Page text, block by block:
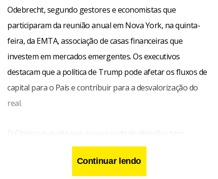
Odebrecht, segundo gestores e economistas que
participaram da reunião anual em Nova York, na quinta-
feira, da EMTA, associação de casas financeiras que
investem em mercados emergentes. Os executivos
destacam que a política de Trump pode afetar os fluxos de
capital para o País e contribuir para a desvalorização do
real.
O Citigroup avalia que a nova onda de delações tem
potencial para “chacoalhar” o ambiente político em Brasília
e atrasar a reforma da previdência, além de afetar a
Continuar lendo